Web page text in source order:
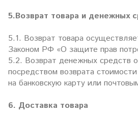
5.Возврат товара и денежных
5.1. Возврат товара
Законом РФ «О защите прав
5.2. Возврат денежных средств
посредством возврата
на банковскую карту или
6. Доставка товара